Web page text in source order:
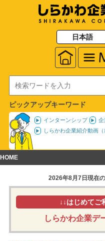
日本語
ピックアップキーワード
インターンシップ
企
しらかわ企業紹介動画（
HOME
2026年8月7日現在
はじめてご
しらかわ企業デ